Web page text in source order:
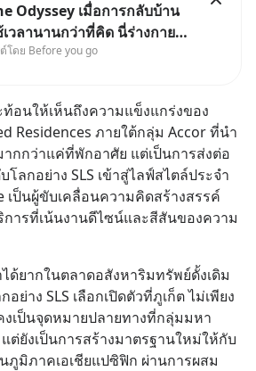
Odyssey เมื่อการกลับบ้าน
วลานานกว่าที่คิด นี่ร่างกาย
ต้องการกลับบ้านจริงหรือ
โดย Before you go
อนให้เห็นถึงความแข็งแกร่งของ
Residences ภายใต้กลุ่ม Accor ที่นำ
กกว่าแค่ที่พักอาศัย แต่เป็นการส่งต่อ
ลกอย่าง SLS เข้าสู่ไลฟ์สไตล์ประจำ
เป็นผู้ขับเคลื่อนความคิดสร้างสรรค์
ารที่เน้นงานดีไซน์และสีสันของความ
ด้ยากในตลาดอสังหาริมทรัพย์ดั้งเดิม
ย่าง SLS เลือกเปิดตัวที่ภูเก็ต ไม่เพียง
งเป็นจุดหมายปลายทางที่กลุ่มมหา
ต่ยังเป็นการสร้างมาตรฐานใหม่ให้กับ
ภูมิภาคเอเชียแปซิฟิก ผ่านการผสม